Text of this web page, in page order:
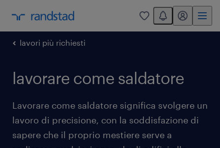
0
You have 0
my randstad
lavori più richiesti
lavorare come saldatore
Lavorare come saldatore significa svolgere un
lavoro di precisione, con la soddisfazione di
sapere che il proprio mestiere serve a